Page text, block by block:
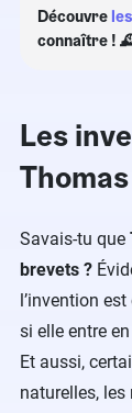
Découvre
connaître !
Les
Savais-tu que
brevets ?
l’invention
si elle entre
Et aussi,
naturelles,